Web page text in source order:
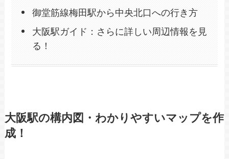
御堂筋線梅田駅から中央北口への行き方
大阪駅ガイド：さらに詳しい周辺情報を見
る！
大阪駅の構内図・わかりやすいマップを作
成！